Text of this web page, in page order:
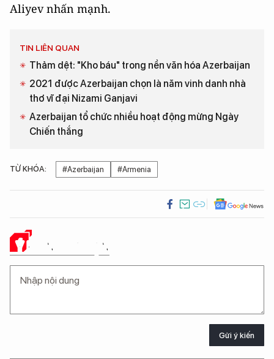
Aliyev nhấn mạnh.
TIN LIÊN QUAN
Thảm dệt: "Kho báu" trong nền văn hóa Azerbaijan
2021 được Azerbaijan chọn là năm vinh danh nhà
thơ vĩ đại Nizami Ganjavi
Azerbaijan tổ chức nhiều hoạt động mừng Ngày
Chiến thắng
TỪ KHÓA: #Azerbaijan #Armenia
Ý KIẾN CỦA BẠN
Gửi ý kiến